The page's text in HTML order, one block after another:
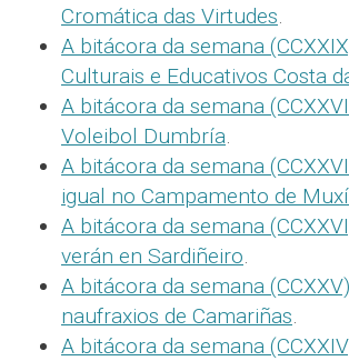
Cromática das Virtudes.
A bitácora da semana
Culturais e Educativos Costa
A bitácora da semana
Voleibol Dumbría.
A bitácora da semana
igual no Campamento de
A bitácora da semana
verán en Sardiñeiro.
A bitácora da semana
naufraxios de Camariñas.
A bitácora da semana